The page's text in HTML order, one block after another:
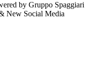
by Gruppo Spaggiari
New Social Media